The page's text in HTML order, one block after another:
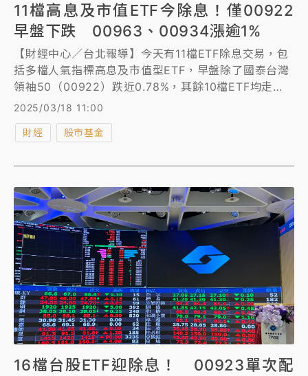
11檔高息及市值ETF今除息！僅00922
早盤下跌 00963、00934漲逾1%
【財經中心／台北報導】今天有11檔ETF除息交易，包
括多檔人氣指標高息及市值型ETF，早盤除了國泰台灣
領袖50（00922）跌近0.78%，其餘10檔ETF均走
揚，邁向填息之路。
2025/03/18 11:00
財經 股市基金
16檔台股ETF迎除息！ 00923單次配